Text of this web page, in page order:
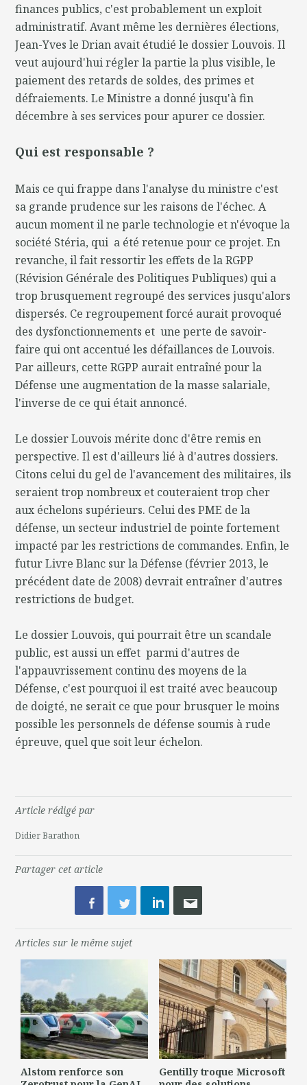
finances publics, c'est probablement un exploit
administratif. Avant même les dernières élections,
Jean-Yves le Drian avait étudié le dossier Louvois. Il
veut aujourd'hui régler la partie la plus visible, le
paiement des retards de soldes, des primes et
défraiements. Le Ministre a donné jusqu'à fin
décembre à ses services pour apurer ce dossier.
Qui est responsable ?
Mais ce qui frappe dans l'analyse du ministre c'est
sa grande prudence sur les raisons de l'échec. A
aucun moment il ne parle technologie et n'évoque la
société Stéria, qui a été retenue pour ce projet. En
revanche, il fait ressortir les effets de la RGPP
(Révision Générale des Politiques Publiques) qui a
trop brusquement regroupé des services jusqu'alors
dispersés. Ce regroupement forcé aurait provoqué
des dysfonctionnements et une perte de savoir-
faire qui ont accentué les défaillances de Louvois.
Par ailleurs, cette RGPP aurait entraîné pour la
Défense une augmentation de la masse salariale,
l'inverse de ce qui était annoncé.
Le dossier Louvois mérite donc d'être remis en
perspective. Il est d'ailleurs lié à d'autres dossiers.
Citons celui du gel de l'avancement des militaires, ils
seraient trop nombreux et couteraient trop cher
aux échelons supérieurs. Celui des PME de la
défense, un secteur industriel de pointe fortement
impacté par les restrictions de commandes. Enfin, le
futur Livre Blanc sur la Défense (février 2013, le
précédent date de 2008) devrait entraîner d'autres
restrictions de budget.
Le dossier Louvois, qui pourrait être un scandale
public, est aussi un effet parmi d'autres de
l'appauvrissement continu des moyens de la
Défense, c'est pourquoi il est traité avec beaucoup
de doigté, ne serait ce que pour brusquer le moins
possible les personnels de défense soumis à rude
épreuve, quel que soit leur échelon.
Article rédigé par
Didier Barathon
Partager cet article
Articles sur le même sujet
Alstom renforce son
Gentilly troque Microsoft